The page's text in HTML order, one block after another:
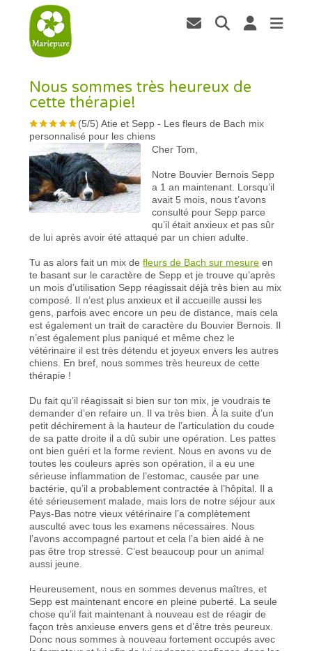
Nous sommes très heureux de
cette thérapie!
(5/5)Atie et Sepp - Les fleurs de Bach mix
personnalisé pour les chiens
Cher Tom,
Notre Bouvier Bernois Sepp
a 1 an maintenant. Lorsqu’il
avait 5 mois, nous t’avons
consulté pour Sepp parce
qu’il était anxieux et pas sûr
de lui après avoir été attaqué par un chien adulte.
Tu as alors fait un mix defleurs de Bach sur mesure en
te basant sur le caractère de Sepp et je trouve qu’après
un mois d’utilisation Sepp réagissait déjà très bien au mix
composé. Il n’est plus anxieux et il accueille aussi les
gens, parfois avec encore un peu de distance, mais cela
est également un trait de caractère du Bouvier Bernois. Il
n’est également plus paniqué et même chez le
vétérinaire il est très détendu et joyeux envers les autres
chiens. En bref, nous sommes très heureux de cette
thérapie !
Du fait qu’il réagissait si bien sur ton mix, je voudrais te
demander d’en refaire un. Il va très bien. À la suite d’un
petit déchirement à la hauteur de l’articulation du coude
de sa patte droite il a dû subir une opération. Les pattes
ont bien guéri et la forme revient. Nous en avons vu de
toutes les couleurs après son opération, il a eu une
sérieuse inflammation de l’estomac, causée par une
bactérie, qu’il a probablement contractée à l’hôpital. Il a
été sérieusement malade, mais lors de notre séjour aux
Pays-Bas notre vieux vétérinaire l’a complètement
ausculté avec tous les examens nécessaires. Nous
l’avons accompagné partout et cela l’a bien aidé à ne
pas être trop stressé. C’est beaucoup pour un animal
aussi jeune.
Heureusement, nous en sommes devenus maîtres, et
Sepp est maintenant encore en pleine puberté. La seule
chose qu’il fait maintenant à nouveau est de réagir de
façon très anxieuse envers gens et d’être très peureux.
Donc nous sommes à nouveau fortement occupés avec